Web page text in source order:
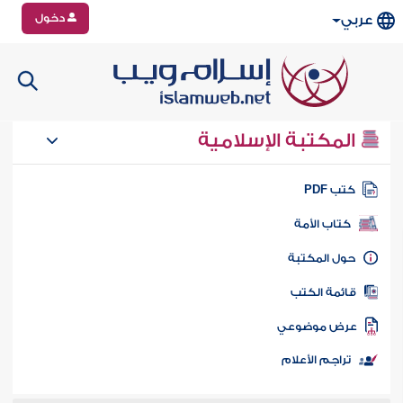
عربي دخول
المكتبة الإسلامية
كتب PDF
كتاب الأمة
المكتبة
الكتب
موضوعي